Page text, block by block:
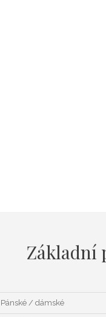
Základní
Pánské / dámské